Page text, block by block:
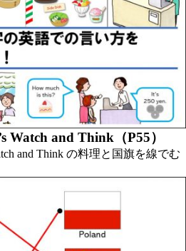
Watch and Think（P55）
and Think の料理と国旗を線でむ